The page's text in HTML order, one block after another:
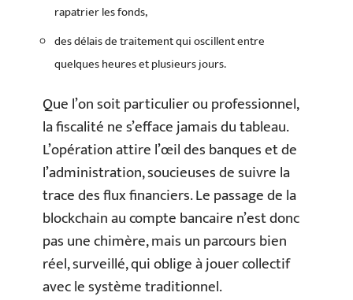
rapatrier les fonds,
des délais de traitement qui oscillent entre
quelques heures et plusieurs jours.
Que l’on soit particulier ou professionnel,
la fiscalité ne s’efface jamais du tableau.
L’opération attire l’œil des banques et de
l’administration, soucieuses de suivre la
trace des flux financiers. Le passage de la
blockchain au compte bancaire n’est donc
pas une chimère, mais un parcours bien
réel, surveillé, qui oblige à jouer collectif
avec le système traditionnel.